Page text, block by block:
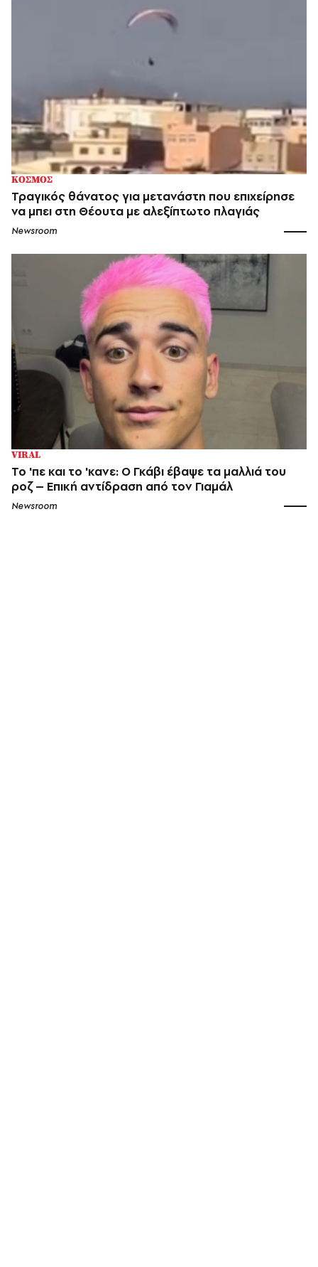
ΚΟΣΜΟΣ
Τραγικός θάνατος για μετανάστη που επιχείρησε
να μπει στη Θέουτα με αλεξίπτωτο πλαγιάς
Newsroom
VIRAL
Το 'πε και το 'κανε: Ο Γκάβι έβαψε τα μαλλιά του
ροζ – Επική αντίδραση από τον Γιαμάλ
Newsroom